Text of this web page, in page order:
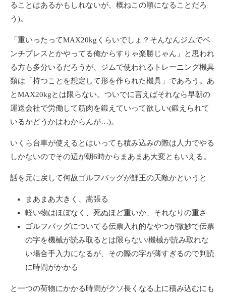
ることはあるかもしれないが、概ねこの順になることだろ
う)。
「重いったってMAX20kgくらいでしょ？そんなんジムでベ
ンチプレスとかやってる俺からすりゃ楽勝じゃん」と思われ
る方も多分いるだろうが、ジムで使われるトレーニング機具
類は「持つことを想定して形を作られた機具」であろう。あ
とMAX20kgとは限らない。ついでに言えばそれなら早朝の
運送会社で労働して筋肉を鍛えていって欲しい(鍛えられて
いるかどうかはわからんが…)。
いくら台車が使えるとはいっても積み込みの際は人力でやる
しかないのでその辺が朝6時からまあまあ大変ともいえる。
話を元に戻して何故ゴルフバッグが鯉王の天敵かというと
まあまあ大きく、嵩張る
軽い物はほぼなく、死ぬほど重いか、それなりの重さ
ゴルフバッグについてる伝票入れ的なやつが微妙で伝票
の字を機械が読み取るとは限らない/機械が読み取れな
い場合手入力になるが、その際の字が薄すぎるので判読
に時間がかかる
と一つの荷物にかかる時間がクソ長くなる上に積み込むにも